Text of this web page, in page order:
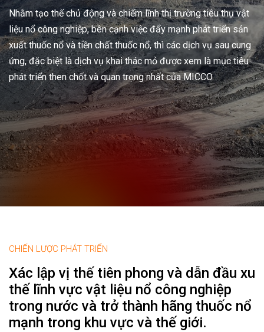
tạo thế chủ động và chiếm lĩnh thị trường tiêu thụ vật
nổ công nghiệp, bên cạnh việc đẩy mạnh phát triển sản
thuốc nổ và tiền chất thuốc nổ, thì các dịch vụ sau cung
đặc biệt là dịch vụ khai thác mỏ được xem là mục tiêu
triển then chốt và quan trọng nhất của MICCO.
CHIẾN LƯỢC PHÁT TRIỂN
Xác lập vị thế tiên phong và dẫn đầu xu
thế lĩnh vực vật liệu nổ công nghiệp
trong nước và trở thành hãng thuốc nổ
mạnh trong khu vực và thế giới.